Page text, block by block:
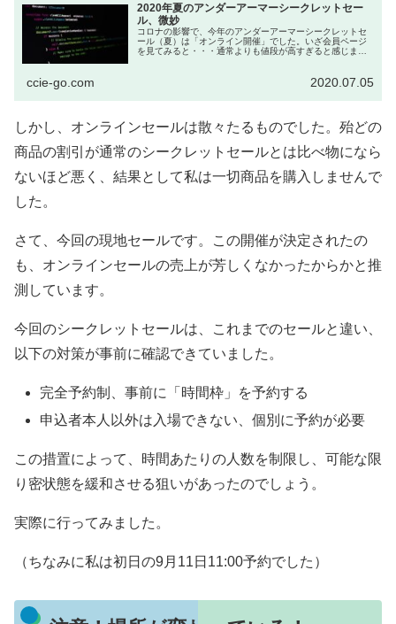
2020年夏のアンダーアーマーシークレットセー
ル、微妙
コロナの影響で、今年のアンダーアーマーシークレットセ
ール（夏）は「オンライン開催」でした。いざ会員ページ
を見てみると・・・通常よりも値段が高すぎると感じまし
ccie-go.com 2020.07.05
しかし、オンラインセールは散々たるものでした。殆どの
商品の割引が通常のシークレットセールとは比べ物になら
ないほど悪く、結果として私は一切商品を購入しませんで
した。
さて、今回の現地セールです。この開催が決定されたの
も、オンラインセールの売上が芳しくなかったからかと推
測しています。
今回のシークレットセールは、これまでのセールと違い、
以下の対策が事前に確認できていました。
完全予約制、事前に「時間枠」を予約する
申込者本人以外は入場できない、個別に予約が必要
この措置によって、時間あたりの人数を制限し、可能な限
り密状態を緩和させる狙いがあったのでしょう。
実際に行ってみました。
（ちなみに私は初日の9月11日11:00予約でした）